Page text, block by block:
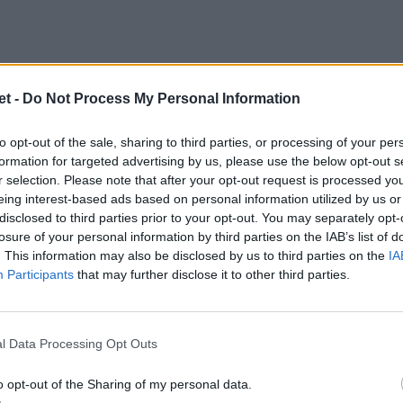
- Do Not Process My Personal Information
opt-out of the sale, sharing to third parties, or processing of your
for targeted advertising by us, please use the below opt-out
selection. Please note that after your opt-out request is processed
interest-based ads based on personal information utilized by us
to third parties prior to your opt-out. You may separately
of your personal information by third parties on the IAB’s list of
This information may also be disclosed by us to third parties on the
Participants that may further disclose it to other third parties.
Data Processing Opt Outs
opt-out of the Sharing of my personal data.
in Giappone? Finora ha giocato due
persa 28-22 dal Canon Eagles
in terza linea, lato chiuso, e ha
Lekima Nasamila. Curiosità: nel sito
del torneo è riportata la percentuale di
gara. Negli Eagleas contro l'Urayasu il
resto di Nuova Zelanda, Sudafrica,
all'Italia, per loro Lamb è un